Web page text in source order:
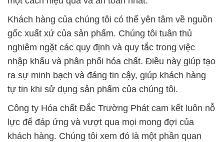
Quốc China
# Nhà phân phối ♥ thương mại Bột Sunphat Magiê /
Magnesium Sulphate 99% Trung Quốc China
# Cty kinh doanh > bán Bột Sunphat Magiê /
Magnesium Sulphate 99% Trung Quốc China
# Công ty chuyên bán ε kinh doanh Bột Sunphat
Magiê / Magnesium Sulphate 99% Trung Quốc
China
# Địa chỉ chuyên phân phối √ bán Bột Sunphat
Magiê / Magnesium Sulphate 99% Trung Quốc